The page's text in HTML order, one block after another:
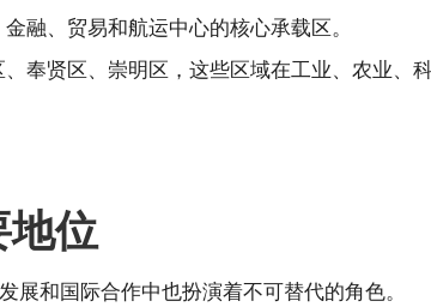
融、贸易和航运中心的核心承载区。
奉贤区、崇明区，这些区域在工业、农业、
地位
和国际合作中也扮演着不可替代的角色。